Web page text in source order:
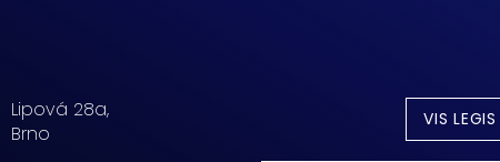
Lipová 28a,
Brno
VIS LEGIS